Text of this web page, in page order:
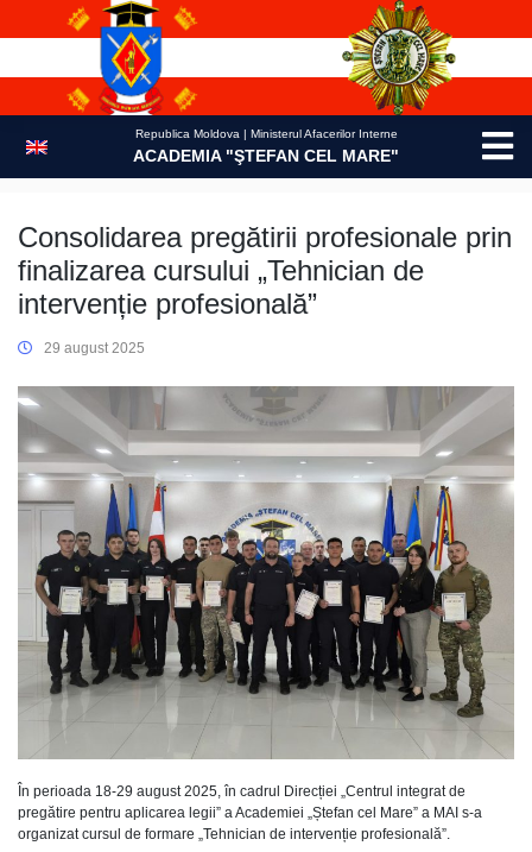
Republica Moldova | Ministerul Afacerilor Interne
ACADEMIA "ŞTEFAN CEL MARE"
Consolidarea pregătirii profesionale prin
finalizarea cursului „Tehnician de
intervenție profesională”
29 august 2025
În perioada 18-29 august 2025, în cadrul Direcției „Centrul integrat de
pregătire pentru aplicarea legii” a Academiei „Ștefan cel Mare” a MAI s-a
organizat cursul de formare „Tehnician de intervenție profesională”.